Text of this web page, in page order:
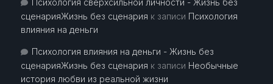
Психология сверхсильной личности - Жизнь без
сценарияЖизнь без сценария к записи Психология
влияния на деньги
Психология влияния на деньги - Жизнь без
сценарияЖизнь без сценария к записи Необычные
история любви из реальной жизни